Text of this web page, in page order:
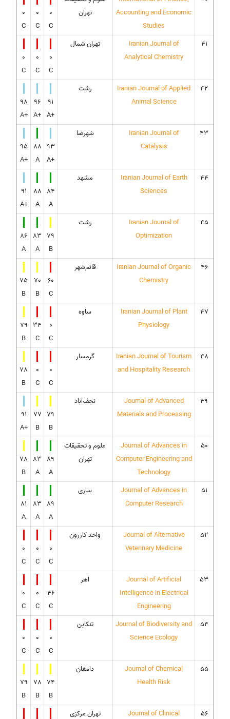
Accounting and Economic
Studies
تهران
0
C
0
C
0
C
41
Iranian Journal of
Analytical Chemistry
تهران شمال
0
C
0
C
0
C
42
Iranian Journal of Applied
Animal Science
رشت
91
A+
96
A+
98
A+
43
Iranian Journal of
Catalysis
شهرضا
93
A+
88
A
95
A+
44
Iranian Journal of Earth
Sciences
مشهد
84
A
88
A
91
A+
45
Iranian Journal of
Optimization
رشت
79
B
83
A
86
A
46
Iranian Journal of Organic
Chemistry
قائم‌شهر
60
C
70
B
75
B
47
Iranian Journal of Plant
Physiology
ساوه
0
C
34
C
79
B
48
Iranian Journal of Tourism
and Hospitality Research
گرمسار
0
C
0
C
78
B
49
Journal of Advanced
Materials and Processing
نجف‌آباد
79
B
77
B
91
A+
50
Journal of Advances in
Computer Engineering and
Technology
علوم و تحقیقات
تهران
89
A
83
A
78
B
51
Journal of Advances in
Computer Research
ساری
89
A
83
A
81
A
52
Journal of Alternative
Veterinary Medicine
واحد کازرون
0
C
0
C
0
C
53
Journal of Artificial
Intelligence in Electrical
Engineering
اهر
46
C
0
C
0
C
54
Journal of Biodiversity and
Science Ecology
تنکابن
0
C
0
C
0
C
55
Journal of Chemical
Health Risk
دامغان
74
B
78
B
79
B
56
Journal of Clinical
تهران مرکزی